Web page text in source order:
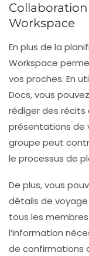
Workspace
En plus de la
Workspace
vos proches. En
Docs, vous
rédiger des
présentations de
groupe peut
le processus de
De plus, vous
détails de voyage
tous les
l’information
de confirmations